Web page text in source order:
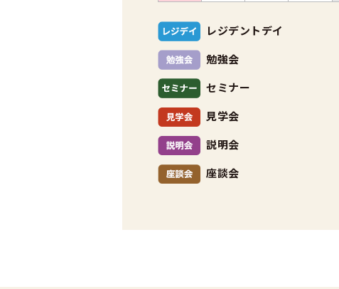
レジデントデイ
勉強会
セミナー
見学会
説明会
座談会